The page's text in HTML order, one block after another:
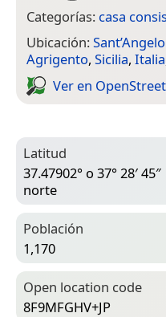
Categorías: casa
Ubicación:
Agrigento, Sicilia, Italia
Ver en
Latitud
37.47902° o 37° 28′ 45″
norte
Población
1,170
Open location code
8F9MFGHV+JP